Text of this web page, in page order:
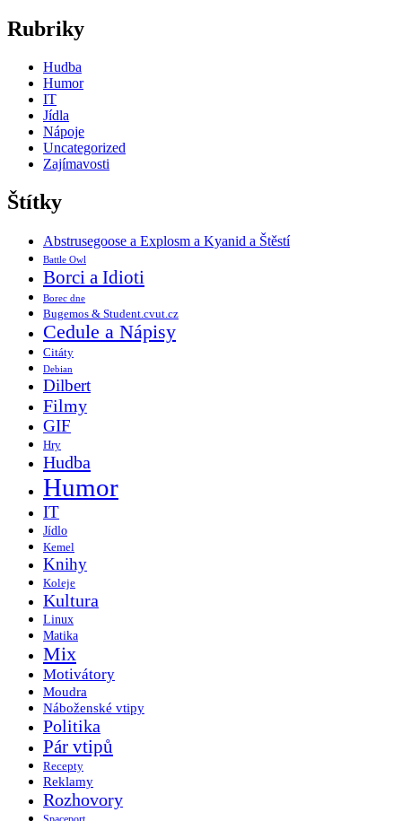
Rubriky
Hudba
Humor
IT
Jídla
Nápoje
Uncategorized
Zajímavosti
Štítky
Abstrusegoose a Explosm a Kyanid a Štěstí
Battle Owl
Borci a Idioti
Borec dne
Bugemos & Student.cvut.cz
Cedule a Nápisy
Citáty
Debian
Dilbert
Filmy
GIF
Hry
Hudba
Humor
IT
Jídlo
Kemel
Knihy
Koleje
Kultura
Linux
Matika
Mix
Motivátory
Moudra
Náboženské vtipy
Politika
Pár vtipů
Recepty
Reklamy
Rozhovory